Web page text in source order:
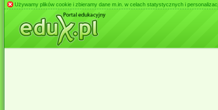
Używamy plików cookie i zbieramy dane m.in. w celach statystycznych i